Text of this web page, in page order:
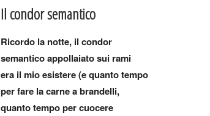
Il condor semantico
Ricordo la notte, il condor
semantico appollaiato sui rami
era il mio esistere (e quanto tempo
per fare la carne a brandelli,
quanto tempo per cuocere